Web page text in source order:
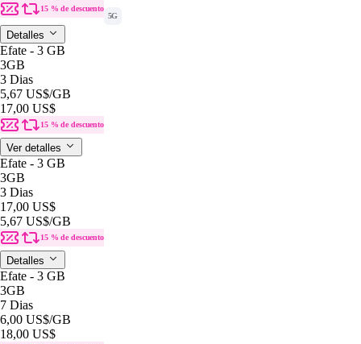
15 % de descuento
5G
Detalles
Efate - 3 GB
3GB
3 Dias
5,67 US$/GB
17,00 US$
15 % de descuento
Ver detalles
Efate - 3 GB
3GB
3 Dias
17,00 US$
5,67 US$/GB
15 % de descuento
Detalles
Efate - 3 GB
3GB
7 Dias
6,00 US$/GB
18,00 US$